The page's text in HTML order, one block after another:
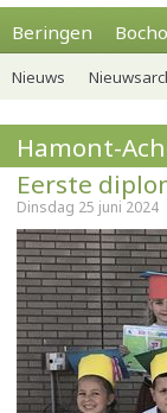
Beringen
Nieuws
Hamont-
Eerste
Dinsdag 25 juni 2024